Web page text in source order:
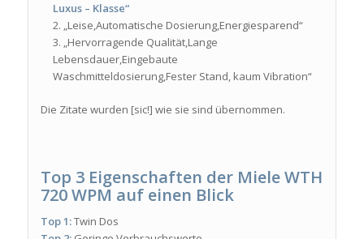
Luxus – Klasse“
„Leise,Automatische Dosierung,Energiesparend“
„Hervorragende Qualität,Lange
Lebensdauer,Eingebaute
Waschmitteldosierung,Fester Stand, kaum Vibration“
Die Zitate wurden [sic!] wie sie sind übernommen.
Top 3 Eigenschaften der Miele WTH
720 WPM auf einen Blick
Top 1:Twin Dos